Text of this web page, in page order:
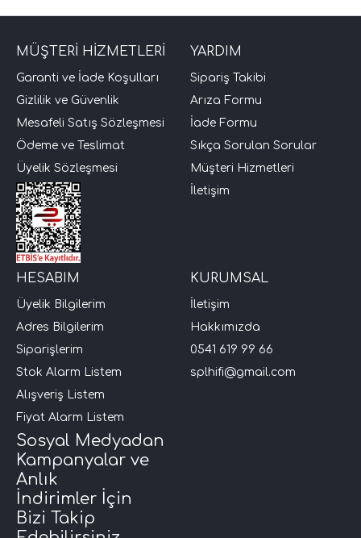
MÜŞTERİ HİZMETLERİ
Garanti ve İade Koşulları
Gizlilik ve Güvenlik
Mesafeli Satış Sözleşmesi
Ödeme ve Teslimat
Üyelik Sözleşmesi
YARDIM
Sipariş Takibi
Arıza Formu
İade Formu
Sıkça Sorulan Sorular
Müşteri Hizmetleri
İletişim
HESABIM
Üyelik Bilgilerim
Adres Bilgilerim
Siparişlerim
Stok Alarm Listem
Alışveriş Listem
Fiyat Alarm Listem
KURUMSAL
İletişim
Hakkımızda
0541 619 99 66
splhifi@gmail.com
Sosyal Medyadan
Kampanyalar ve
Anlık
İndirimler İçin
Bizi Takip